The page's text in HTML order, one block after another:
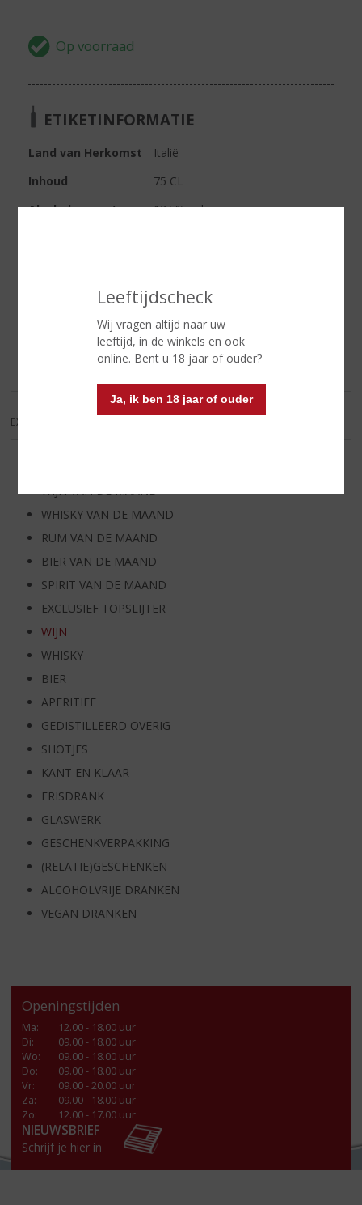
Leeftijdscheck
Wij vragen altijd naar uw
leeftijd, in de winkels en ook
online. Bent u 18 jaar of ouder?
Ja, ik ben 18 jaar of ouder
ETIKETINFORMATIE
Land van Herkomst
Italië
Inhoud
75 CL
Alcoholpercentage
13.5% vol
Reviews
Schrijf een review
Er zijn nog geen reviews geplaatst voor dit product
EXCL. BTW
WHISKY VAN DE MAAND
RUM VAN DE MAAND
BIER VAN DE MAAND
SPIRIT VAN DE MAAND
EXCLUSIEF TOPSLIJTER
WIJN
WHISKY
BIER
APERITIEF
GEDISTILLEERD OVERIG
SHOTJES
KANT EN KLAAR
FRISDRANK
GLASWERK
GESCHENKVERPAKKING
(RELATIE)GESCHENKEN
ALCOHOLVRIJE DRANKEN
VEGAN DRANKEN
Openingstijden
Ma:
12.00 - 18.00 uur
Di:
09.00 - 18.00 uur
Wo:
09.00 - 18.00 uur
Do:
09.00 - 18.00 uur
Vr:
09.00 - 20.00 uur
Za:
09.00 - 18.00 uur
Zo:
12.00 - 17.00 uur
NIEUWSBRIEF
Schrijf je hier in